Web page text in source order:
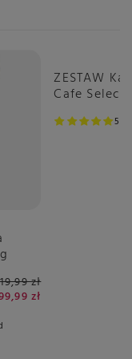
zł
zł
5
ZESTAW
Cafe Select